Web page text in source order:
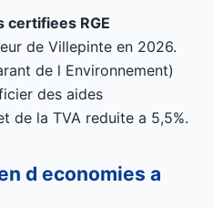
RGE
de Villepinte en 2026.
de l Environnement)
des aides
de la TVA reduite a 5,5%.
d economies a